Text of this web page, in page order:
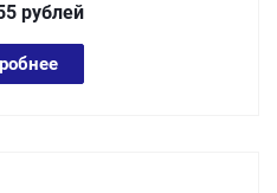
рублей